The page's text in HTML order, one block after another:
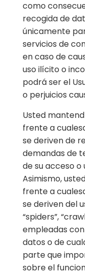
como
recogida de
únicamente
servicios de
en caso de
uso ilícito o
podrá ser el
o perjuicios
Usted
frente a
se deriven de
demandas de
de su acceso o
Asimismo,
frente a
se deriven del
“spiders”,
empleadas
datos o de
parte que
sobre el